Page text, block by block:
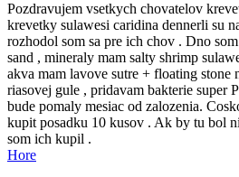
Pozdravujem vsetkych chovatelov
krevetky sulawesi caridina dennerli su
rozhodol som sa pre ich chov . Dno
sand , mineraly mam salty shrimp
akva mam lavove sutre + floating stone
riasovej gule , pridavam bakterie super
bude pomaly mesiac od zalozenia.
kupit posadku 10 kusov . Ak by tu bol
som ich kupil .
Hore